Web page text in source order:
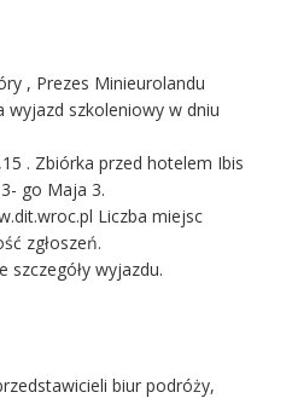
, Prezes Minieurolandu
wyjazd szkoleniowy w dniu
. Zbiórka przed hotelem Ibis
go Maja 3.
Liczba miejsc
zgłoszeń.
szczegóły wyjazdu.
biur podróży,